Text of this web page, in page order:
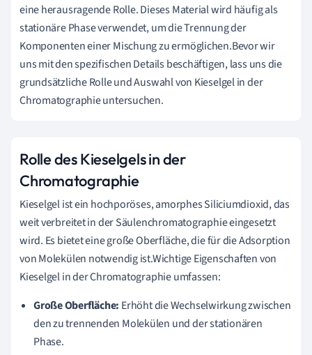
eine herausragende Rolle. Dieses Material wird häufig als
stationäre Phase verwendet, um die Trennung der
Komponenten einer Mischung zu ermöglichen.Bevor wir
uns mit den spezifischen Details beschäftigen, lass uns die
grundsätzliche Rolle und Auswahl von Kieselgel in der
Chromatographie untersuchen.
Rolle des Kieselgels in der
Chromatographie
Kieselgel ist ein hochporöses, amorphes Siliciumdioxid, das
weit verbreitet in der Säulenchromatographie eingesetzt
wird. Es bietet eine große Oberfläche, die für die Adsorption
von Molekülen notwendig ist.Wichtige Eigenschaften von
Kieselgel in der Chromatographie umfassen:
Große Oberfläche: Erhöht die Wechselwirkung zwischen
den zu trennenden Molekülen und der stationären
Phase.